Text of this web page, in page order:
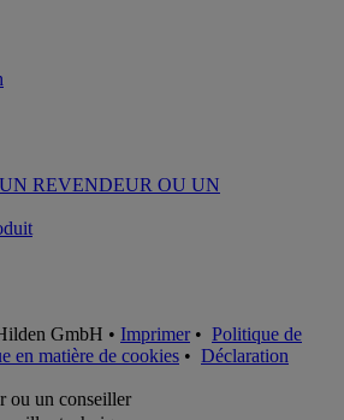
REVENDEUR OU UN
GmbH • Imprimer• Politique de
en matière de cookies • Déclaration
ou un conseiller